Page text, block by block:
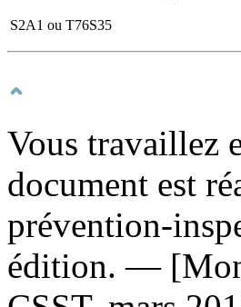
S2A1 ou T76S35
Vous travaillez
document est
prévention-
édition. —